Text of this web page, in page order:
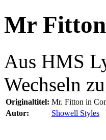
Mr
Aus HMS
Wechseln
Originaltitel: Mr. Fitton in
Autor:
Showell Styles